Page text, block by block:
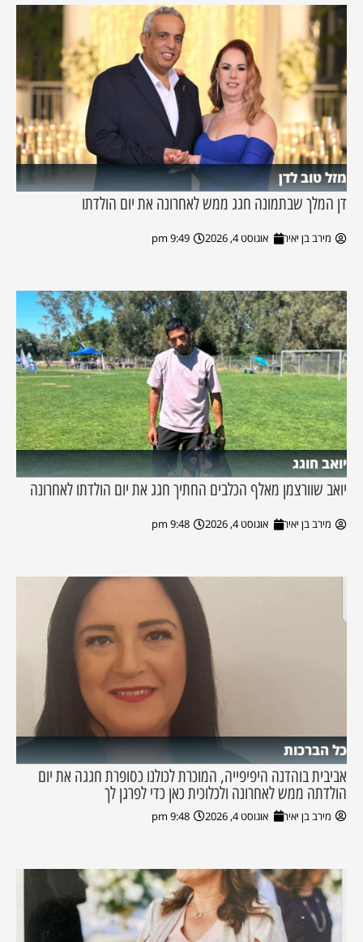
מזל טוב לדן
דן המלך שבתמונה חגג ממש לאחרונה את יום הולדתו
מירב בן יאיר אוגוסט 4, 2026 9:49 pm
יואב חוגג
יואב שוורצמן מאלף הכלבים החתיך חגג את יום הולדתו לאחרונה
מירב בן יאיר אוגוסט 4, 2026 9:48 pm
כל הברכות
אביבית בוהדנה היפיפייה, המוכרת לכולנו כסופרת חגגה את יום
הולדתה ממש לאחרונה ולכלוכית כאן כדי לפרגן לך
מירב בן יאיר אוגוסט 4, 2026 9:48 pm